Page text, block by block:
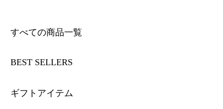
すべての商品一覧
BEST SELLERS
ギフトアイテム